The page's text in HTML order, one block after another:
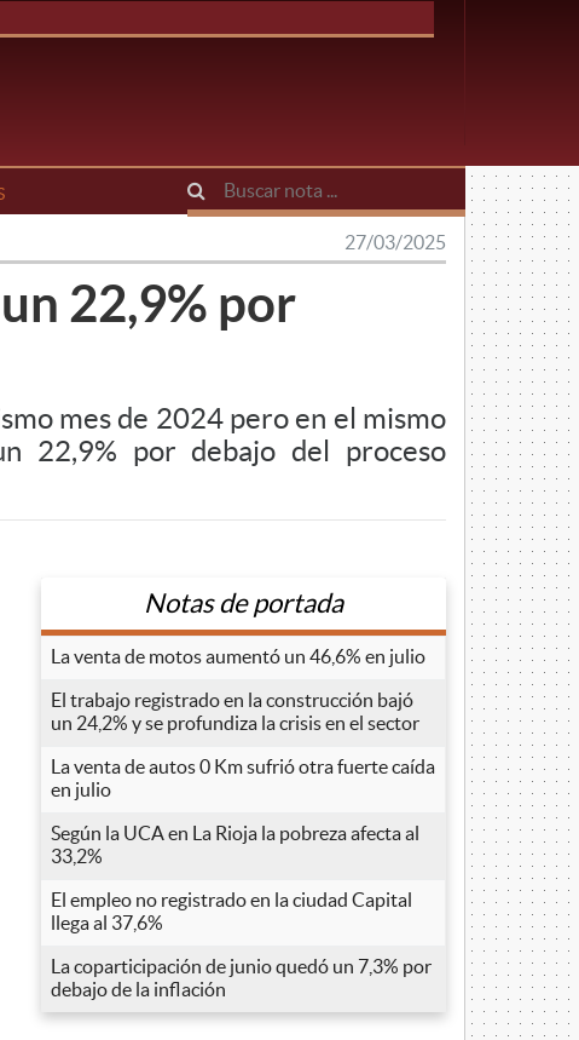
27/03/2025
22,9% por
mes de 2024 pero en el mismo
22,9% por debajo del proceso
Notas de portada
La venta de motos aumentó un 46,6% en julio
El trabajo registrado en la construcción bajó
un 24,2% y se profundiza la crisis en el sector
La venta de autos 0 Km sufrió otra fuerte caída
en julio
Según la UCA en La Rioja la pobreza afecta al
33,2%
El empleo no registrado en la ciudad Capital
llega al 37,6%
La coparticipación de junio quedó un 7,3% por
debajo de la inflación